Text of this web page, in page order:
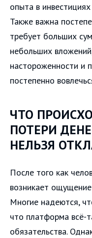
опыта в
Также важна
требует больших
небольших
настороженности и
постепенно
ЧТО
ПОТЕРИ
НЕЛЬЗЯ
После того как
возникает
Многие надеются,
что платформа всё-
обязательства.